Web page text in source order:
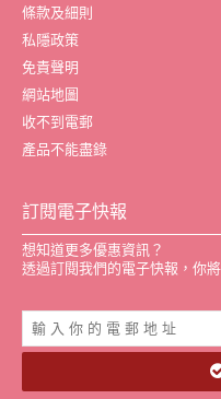
條款及細則
私隱政策
免責聲明
網站地圖
收不到電郵
產品不能盡錄
訂閱電子快報
想知道更多優惠資訊？
透過訂閱我們的電子快報，你